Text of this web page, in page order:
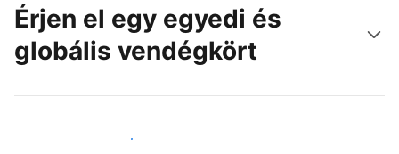
Érjen el egy egyedi és
globális vendégkört
Érjen el új vendégeket még ma